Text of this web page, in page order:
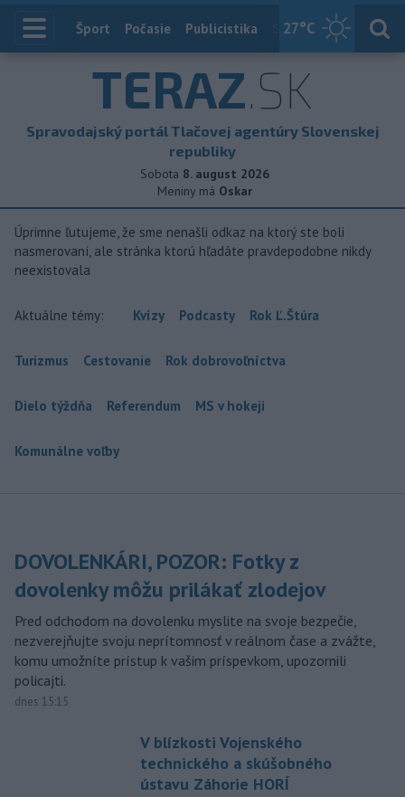
27°C
Index
Šport Počasie Publicistika Slovensko
TERAZ.SK
Spravodajský portál Tlačovej agentúry Slovenskej
republiky
Sobota 8. august 2026
Meniny má Oskar
Úprimne ľutujeme, že sme nenašli odkaz na ktorý ste boli
nasmerovaní, ale stránka ktorú hľadáte pravdepodobne nikdy
neexistovala
Aktuálne témy: Kvízy Podcasty Rok Ľ.Štúra
Turizmus Cestovanie Rok dobrovoľníctva
Dielo týždňa Referendum MS v hokeji
Komunálne voľby
DOVOLENKÁRI, POZOR: Fotky z
dovolenky môžu prilákať zlodejov
Pred odchodom na dovolenku myslite na svoje bezpečie,
nezverejňujte svoju neprítomnosť v reálnom čase a zvážte,
komu umožníte prístup k vašim príspevkom, upozornili
policajti.
dnes 15:15
V blízkosti Vojenského
technického a skúšobného
ústavu Záhorie HORÍ